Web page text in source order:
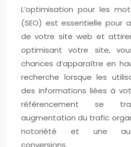
L’optimisation pour les
(SEO) est essentielle pour
de votre site web et
optimisant votre site,
chances d’apparaître en
recherche lorsque les
des informations liées à
référencement se
augmentation du trafic
notoriété et une
conversions.